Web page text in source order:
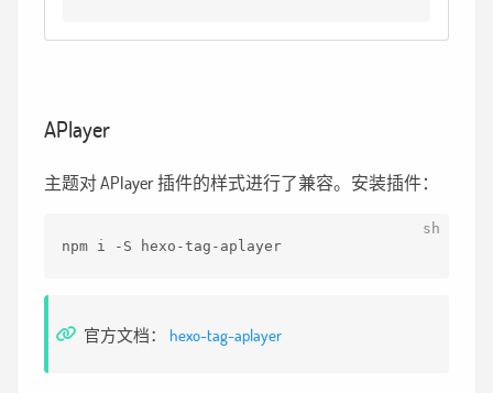
APlayer
主题对 APlayer 插件的样式进行了兼容。安装插件：
npm i -S hexo-tag-aplayer
官方文档： hexo-tag-aplayer